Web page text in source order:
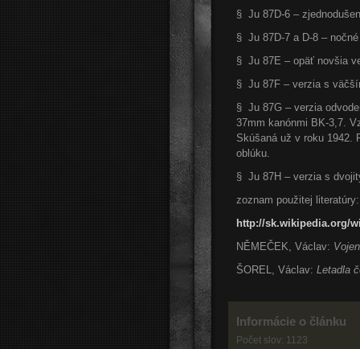
§ Ju 87D-6 –
§ Ju 87D-7 a D-8 –
§ Ju 87E – opäť novšia
§ Ju 87F – verzia s
§ Ju 87G – verzia
37mm kanónmi BK-3,7.
Skúšaná už v roku 1942.
oblúku.
§ Ju 87H – verzia s
zoznam použitej literatúry:
http://sk.wikipedia.org/
NĚMEČEK, Václav:
ŠOREL, Václav: Letadla
Informácie o článku
Počet slov: 1123